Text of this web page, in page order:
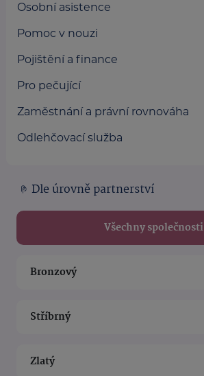
Osobní asistence
Pomoc v nouzi
Pojištění a finance
Pro pečující
Zaměstnání a právní rovnováha
Odlehčovací služba
Dle úrovně partnerství
Všechny společnosti
Bronzový
Stříbrný
Zlatý